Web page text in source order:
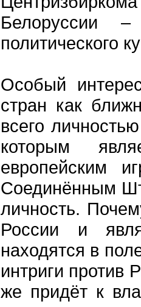
Белоруссии
политического
Особый
стран как
всего
которым
европейским
Соединённым
личность.
России и
находятся в
интриги против
же придёт к